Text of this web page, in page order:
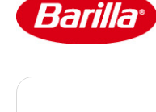
Bildergalerie überspringen